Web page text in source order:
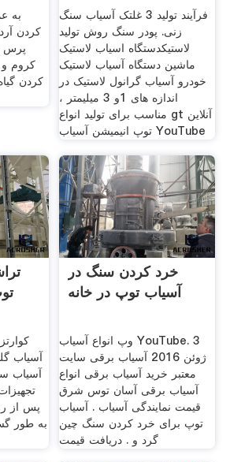
به
کردن
پرس
کروم
کردن
فرآیند تولید 3 غلتک آسیاب سنگ
زنی. پودر سنگ روش تولید
لاستیکدستگاه اسیاب لاستیک
ماشین دستگاه آسیاب لاستیک
خودرو آسیاب گرانول لاستیک در
اندازه های 1و 3 میلیمتر ،
مناسب برای تولید انواع gt آنلاین
توپ انیمیشن آسیاب YouTube
آسیاب
آسیاب
پس از
به طور
خرد کردن سنگ در
آسیاب توپ در خانه
وپ انواع آسیاب YouTube. 3
ژوئن 2016 آسیاب برقی سایت
معتبر خرید آسیاب برقی انواع
آسیاب برقی آسان توس شرق
قیمت نمایندگی آسیاب . آسیاب
توپ برای خرد کردن سنگ چین
گرد و . دریافت قیمت